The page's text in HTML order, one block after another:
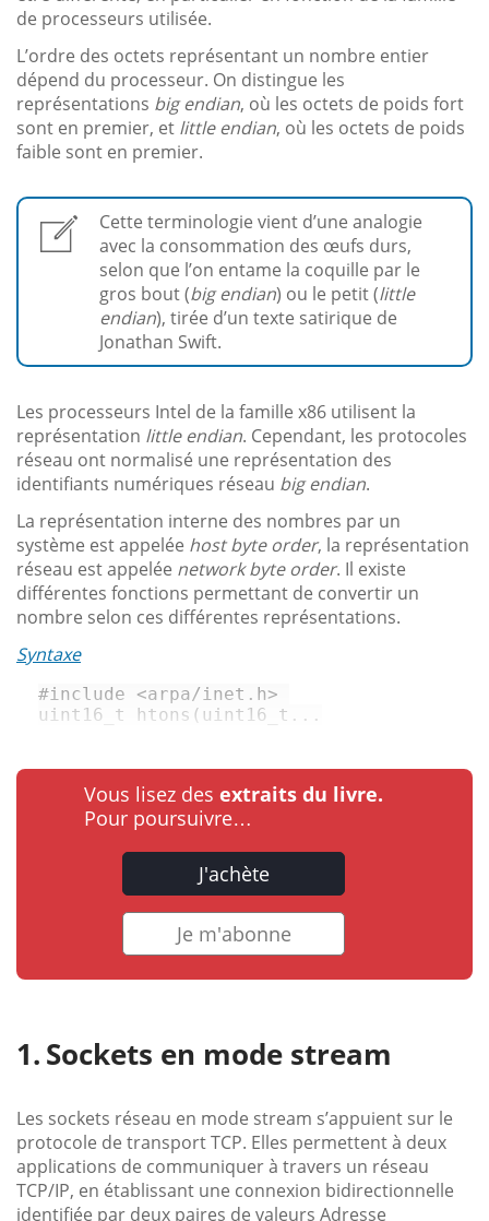
de processeurs utilisée.
L’ordre des octets représentant un nombre entier
dépend du processeur. On distingue les
représentations big endian, où les octets de poids fort
sont en premier, et little endian, où les octets de poids
faible sont en premier.
Cette terminologie vient d’une analogie
avec la consommation des œufs durs,
selon que l’on entame la coquille par le
gros bout (big endian) ou le petit (little
endian), tirée d’un texte satirique de
Jonathan Swift.
Les processeurs Intel de la famille x86 utilisent la
représentation little endian. Cependant, les protocoles
réseau ont normalisé une représentation des
identifiants numériques réseau big endian.
La représentation interne des nombres par un
système est appelée host byte order, la représentation
réseau est appelée network byte order. Il existe
différentes fonctions permettant de convertir un
nombre selon ces différentes représentations.
Syntaxe
#include
<arpa/inet.h>
uint16_t
htons ( uint16_t ...
Vous lisez des extraits du livre.
Pour poursuivre…
J'achète
Je m'abonne
Sockets en mode stream
Les sockets réseau en mode stream s’appuient sur le
protocole de transport TCP. Elles permettent à deux
applications de communiquer à travers un réseau
TCP/IP, en établissant une connexion bidirectionnelle
identifiée par deux paires de valeurs Adresse